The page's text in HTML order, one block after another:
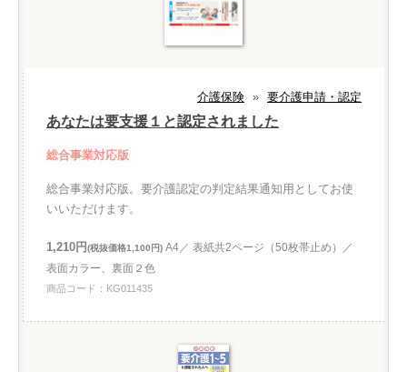
介護保険 » 要介護申請・認定
あなたは要支援１と認定されました
総合事業対応版
総合事業対応版。要介護認定の判定結果通知用としてお使
いいただけます。
1,210円(税抜価格1,100円) A4／ 表紙共2ページ（50枚帯止め）／
表面カラー、裏面２色
商品コード：KG011435